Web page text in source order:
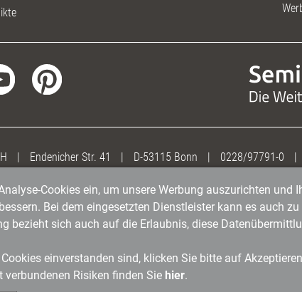
| Endenicher Str. 41 | D-53115 Bonn | 0228/97791-0 |
Cookies ein, um unsere Werbung auszurichten und
Bei dem eingesetzten Dienstleister kann es auch
bezieht sich auch auf die Erlaubnis, diese
einverstanden sind, klicken Sie bitte auf
Risiken finden Sie hier.